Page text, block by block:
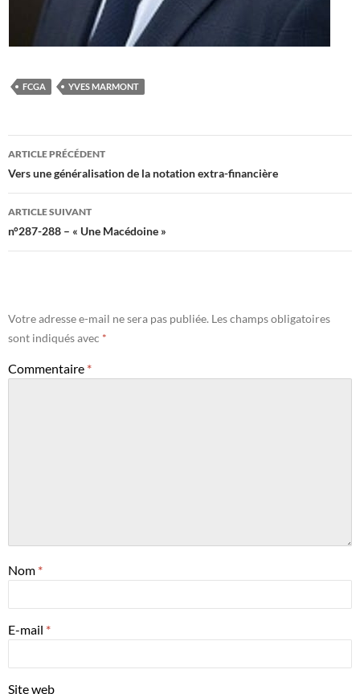
FCGA YVES MARMONT
Navigation
des
articles
ARTICLE PRÉCÉDENT
Vers une généralisation de la notation extra-financière
ARTICLE SUIVANT
n°287-288 – « Une Macédoine »
Votre adresse e-mail ne sera pas publiée. Les champs obligatoires
sont indiqués avec *
Commentaire *
Nom *
E-mail *
Site web